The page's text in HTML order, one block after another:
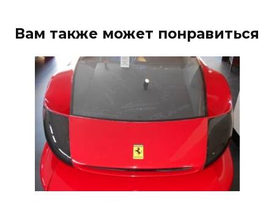
Вам также может понравиться